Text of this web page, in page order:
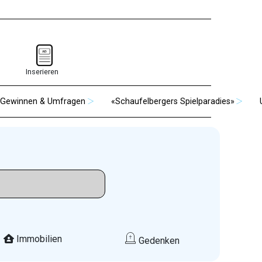
Inserieren
Gewinnen & Umfragen «Schaufelbergers Spielparadies»
Immobilien Gedenken